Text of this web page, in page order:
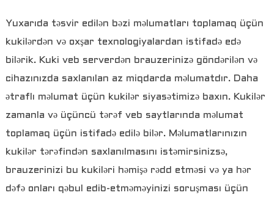
Yuxarıda təsvir edilən bəzi məlumatları toplamaq üçün
kukilərdən və oxşar texnologiyalardan istifadə edə
bilərik. Kuki veb serverdən brauzerinizə göndərilən və
cihazınızda saxlanılan az miqdarda məlumatdır. Daha
ətraflı məlumat üçün kukilər siyasətimizə baxın. Kukilər
zamanla və üçüncü tərəf veb saytlarında məlumat
toplamaq üçün istifadə edilə bilər. Məlumatlarınızın
kukilər tərəfindən saxlanılmasını istəmirsinizsə,
brauzerinizi bu kukiləri həmişə rədd etməsi və ya hər
dəfə onları qəbul edib-etməməyinizi soruşması üçün